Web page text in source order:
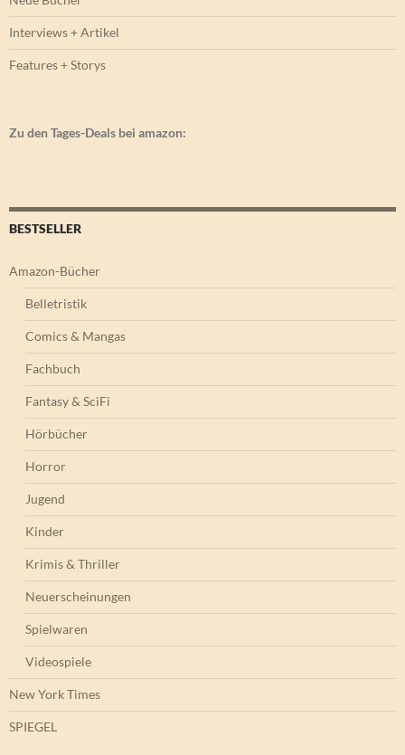
Interviews + Artikel
Features + Storys
Zu den Tages-Deals bei amazon:
BESTSELLER
Amazon-Bücher
Belletristik
Comics & Mangas
Fachbuch
Fantasy & SciFi
Hörbücher
Horror
Jugend
Kinder
Krimis & Thriller
Neuerscheinungen
Spielwaren
Videospiele
New York Times
SPIEGEL